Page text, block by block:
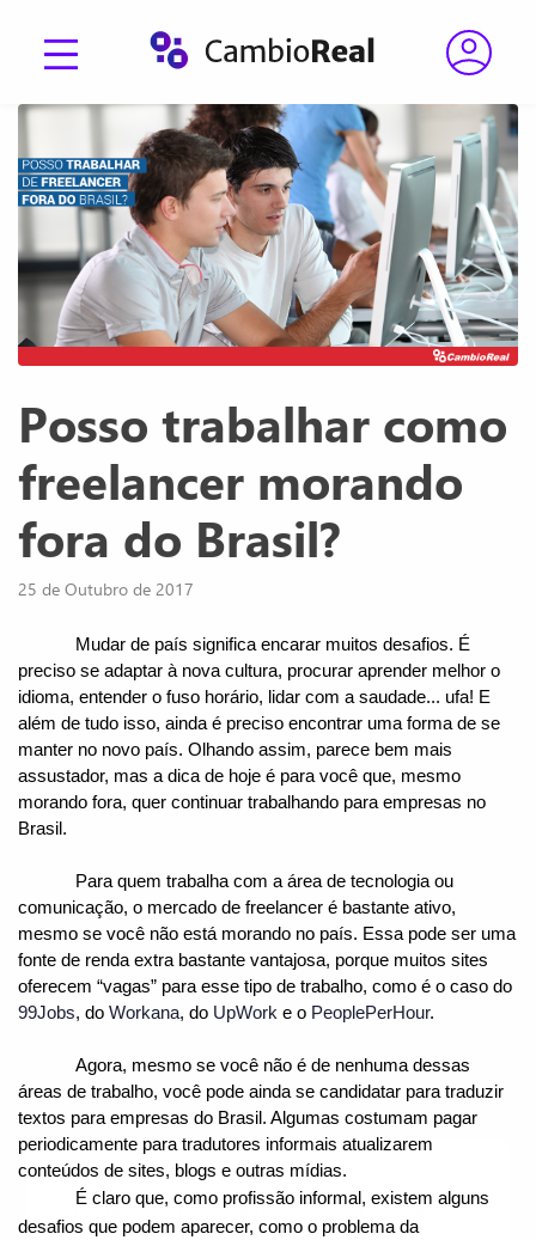
Posso trabalhar como
freelancer morando
fora do Brasil?
25 de Outubro de 2017
Mudar de país significa encarar muitos desafios. É
preciso se adaptar à nova cultura, procurar aprender melhor o
idioma, entender o fuso horário, lidar com a saudade... ufa! E
além de tudo isso, ainda é preciso encontrar uma forma de se
manter no novo país. Olhando assim, parece bem mais
assustador, mas a dica de hoje é para você que, mesmo
morando fora, quer continuar trabalhando para empresas no
Brasil.
Para quem trabalha com a área de tecnologia ou
comunicação, o mercado de freelancer é bastante ativo,
mesmo se você não está morando no país. Essa pode ser uma
fonte de renda extra bastante vantajosa, porque muitos sites
99Jobs, do Workana, do UpWork e o PeoplePerHour.
Agora, mesmo se você não é de nenhuma dessas
áreas de trabalho, você pode ainda se candidatar para traduzir
textos para empresas do Brasil. Algumas costumam pagar
periodicamente para tradutores informais atualizarem
conteúdos de sites, blogs e outras mídias.
É claro que, como profissão informal, existem alguns
desafios que podem aparecer, como o problema da
Nós utilizamos cookies
Este site utiliza cookies para melhorar a sua experiência de
usuário.